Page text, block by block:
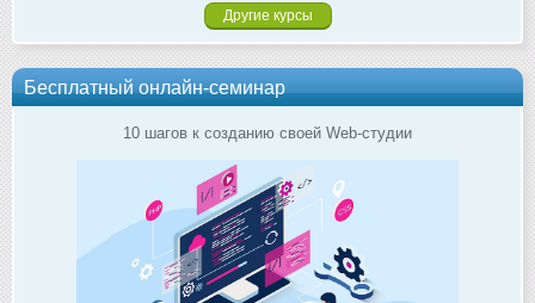
Другие курсы
Бесплатный онлайн-семинар
10 шагов к созданию своей Web-студии